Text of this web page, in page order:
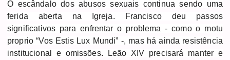
O escândalo dos abusos sexuais continua sendo uma
ferida aberta na Igreja. Francisco deu passos
significativos para enfrentar o problema - como o motu
proprio “Vos Estis Lux Mundi” -, mas há ainda resistência
institucional e omissões. Leão XIV precisará manter e